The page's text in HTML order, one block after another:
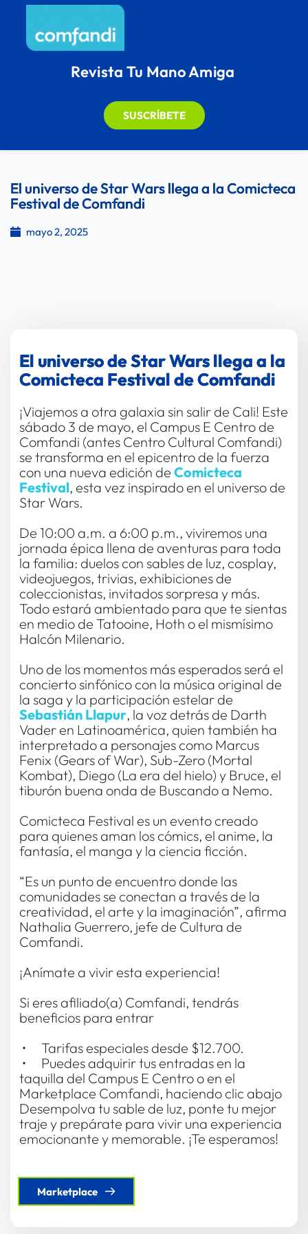
Revista Tu Mano Amiga
SUSCRÍBETE
El universo de Star Wars llega a la Comicteca
Festival de Comfandi
mayo 2, 2025
El universo de Star Wars llega a la
Comicteca Festival de Comfandi
¡Viajemos a otra galaxia sin salir de Cali! Este
sábado 3 de mayo, el Campus E Centro de
Comfandi (antes Centro Cultural Comfandi)
se transforma en el epicentro de la fuerza
con una nueva edición de Comicteca
Festival, esta vez inspirado en el universo de
Star Wars.
De 10:00 a.m. a 6:00 p.m., viviremos una
jornada épica llena de aventuras para toda
la familia: duelos con sables de luz, cosplay,
videojuegos, trivias, exhibiciones de
coleccionistas, invitados sorpresa y más.
Todo estará ambientado para que te sientas
en medio de Tatooine, Hoth o el mismísimo
Halcón Milenario.
Uno de los momentos más esperados será el
concierto sinfónico con la música original de
Sebastián Llapur, la voz detrás de Darth
Vader en Latinoamérica, quien también ha
interpretado a personajes como Marcus
Fenix (Gears of War), Sub-Zero (Mortal
Kombat), Diego (La era del hielo) y Bruce, el
tiburón buena onda de Buscando a Nemo.
Comicteca Festival es un evento creado
para quienes aman los cómics, el anime, la
fantasía, el manga y la ciencia ficción.
“Es un punto de encuentro donde las
comunidades se conectan a través de la
creatividad, el arte y la imaginación”, afirma
Nathalia Guerrero, jefe de Cultura de
Comfandi.
¡Anímate a vivir esta experiencia!
Si eres afiliado(a) Comfandi, tendrás
beneficios para entrar
•	Tarifas especiales desde $12.700.
taquilla del Campus E Centro o en el
Marketplace Comfandi, haciendo clic abajo
Desempolva tu sable de luz, ponte tu mejor
traje y prepárate para vivir una experiencia
emocionante y memorable. ¡Te esperamos!
Marketplace